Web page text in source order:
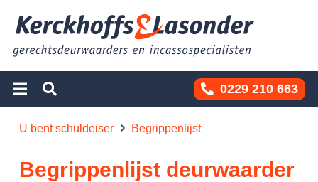
0229 210 663
U bent schuldeiser Begrippenlijst
Begrippenlijst deurwaarder